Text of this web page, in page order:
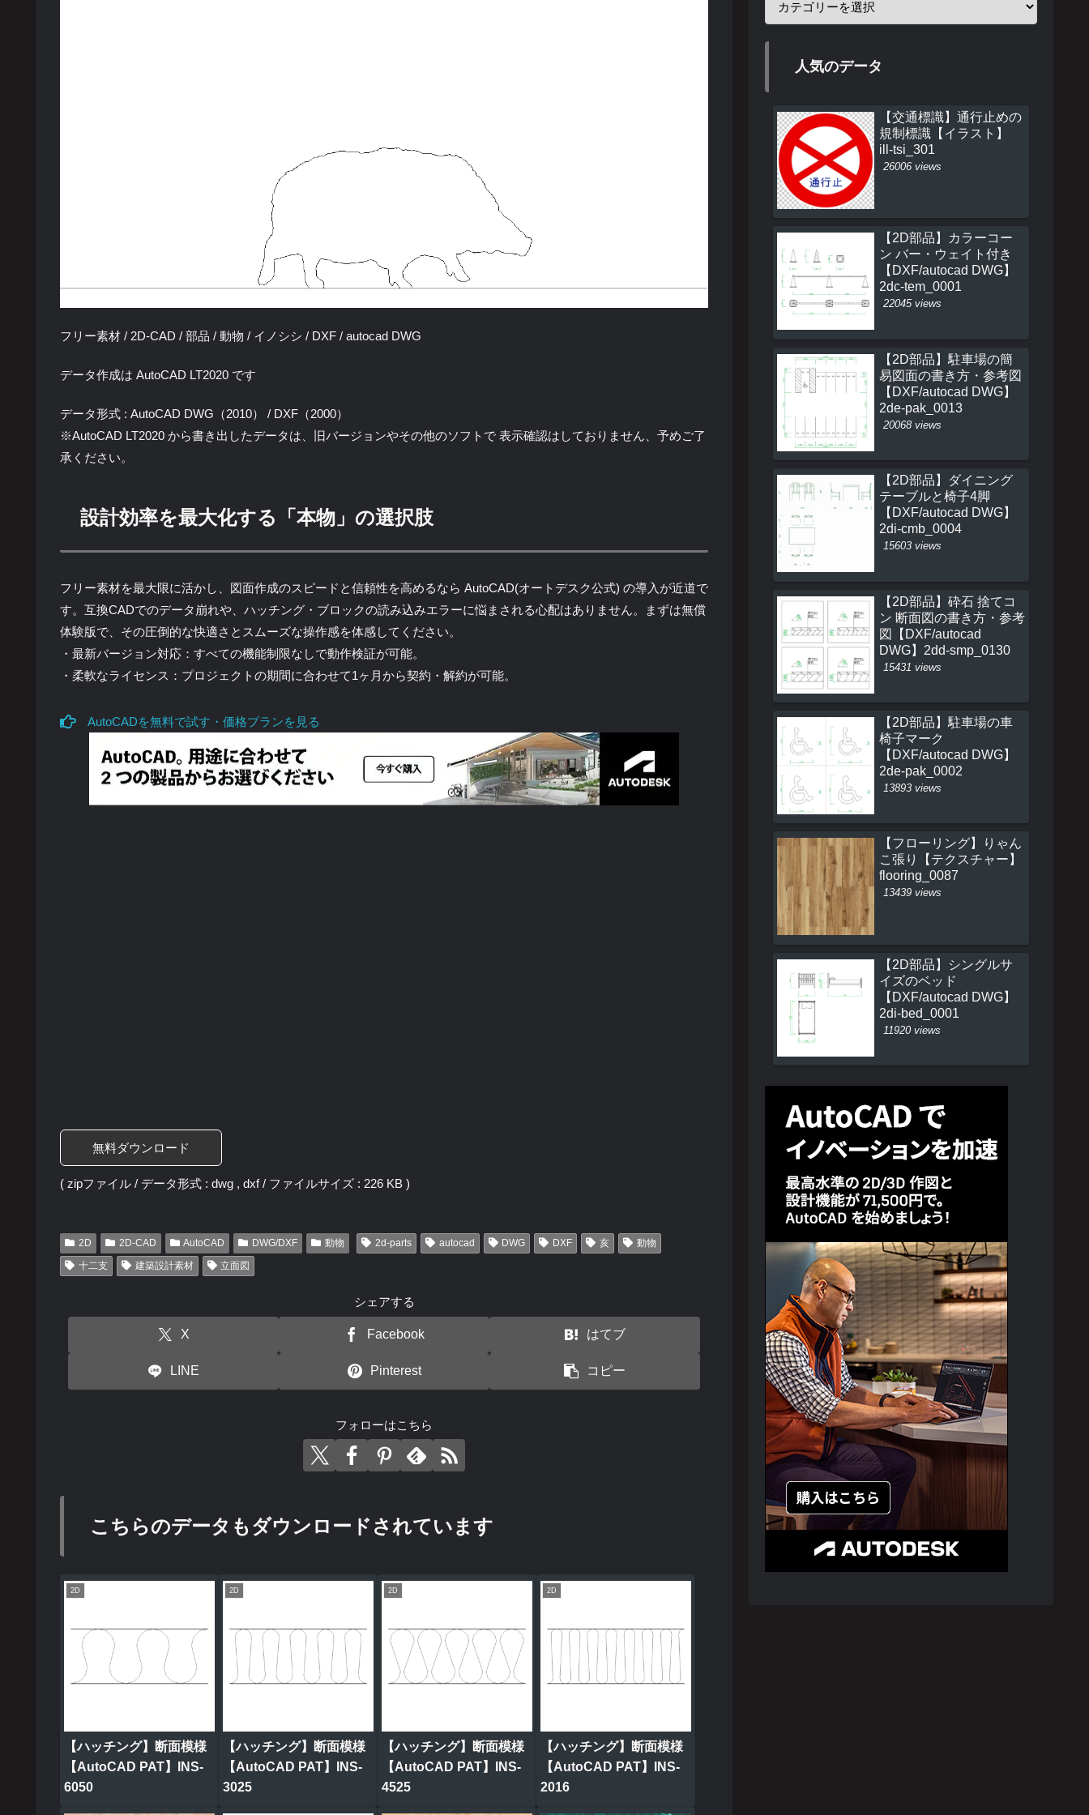
フリー素材 / 2D-CAD / 部品 / 動物 / イノシシ / DXF / autocad DWG
データ作成は AutoCAD LT2020 です
データ形式 : AutoCAD DWG（2010） / DXF（2000）
※AutoCAD LT2020 から書き出したデータは、旧バージョンやその他のソフトで 表示確認はしておりません、予めご了
承ください。
設計効率を最大化する「本物」の選択肢
フリー素材を最大限に活かし、図面作成のスピードと信頼性を高めるなら AutoCAD(オートデスク公式) の導入が近道で
す。互換CADでのデータ崩れや、ハッチング・ブロックの読み込みエラーに悩まされる心配はありません。まずは無償
体験版で、その圧倒的な快適さとスムーズな操作感を体感してください。
・最新バージョン対応：すべての機能制限なしで動作検証が可能。
・柔軟なライセンス：プロジェクトの期間に合わせて1ヶ月から契約・解約が可能。
AutoCADを無料で試す・価格プランを見る
無料ダウンロード
( zipファイル / データ形式 : dwg , dxf / ファイルサイズ : 226 KB )
2D 2D-CAD AutoCAD DWG/DXF 動物 2d-parts autocad DWG DXF 亥
動物
十二支
建築設計素材 立面図
シェアする
X Facebook はてブ
LINE Pinterest コピー
フォローはこちら
こちらのデータもダウンロードされています
2D
【ハッチング】断面模様
【AutoCAD PAT】INS-
6050
2D
【ハッチング】断面模様
【AutoCAD PAT】INS-
3025
2D
【ハッチング】断面模様
【AutoCAD PAT】INS-
4525
2D
【ハッチング】断面模様
【AutoCAD PAT】INS-
2016
人気のデータ
【交通標識】通行止めの
規制標識【イラスト】
ill-tsi_301
26006 views
【2D部品】カラーコー
ン バー・ウェイト付き
【DXF/autocad DWG】
2dc-tem_0001
22045 views
【2D部品】駐車場の簡
易図面の書き方・参考図
【DXF/autocad DWG】
2de-pak_0013
20068 views
【2D部品】ダイニング
テーブルと椅子4脚
【DXF/autocad DWG】
2di-cmb_0004
15603 views
【2D部品】砕石 捨てコ
ン 断面図の書き方・参考
図【DXF/autocad
DWG】2dd-smp_0130
15431 views
【2D部品】駐車場の車
椅子マーク
【DXF/autocad DWG】
2de-pak_0002
13893 views
【フローリング】りゃん
こ張り【テクスチャー】
flooring_0087
13439 views
【2D部品】シングルサ
イズのベッド
【DXF/autocad DWG】
2di-bed_0001
11920 views